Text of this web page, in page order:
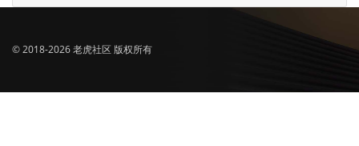
© 2018-2026 老虎社区 版权所有